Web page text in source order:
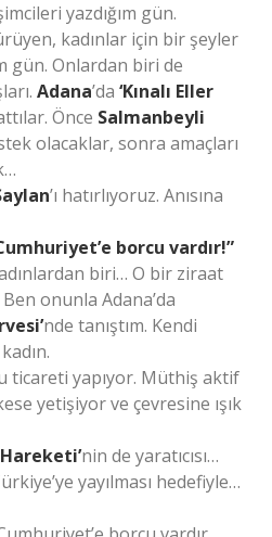
yazdığım gün.
kadınlar için bir şeyler
gün. Onlardan biri de
Adana’da ‘Kınalı Eller
Önce Salmanbeyli
olacaklar, sonra amaçları
’ı hatırlıyoruz. Anısına
borcu vardır!”
biri… O bir ziraat
onunla Adana’da
nde tanıştım. Kendi
ticareti yapıyor. Müthiş aktif
yetişiyor ve çevresine ışık
Hareketi’nin de yaratıcısı…
yayılması hedefiyle…